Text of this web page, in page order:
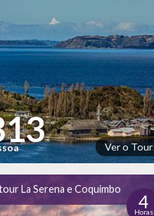
Ver o Tour
La Serena e Coquimbo
4
Horas